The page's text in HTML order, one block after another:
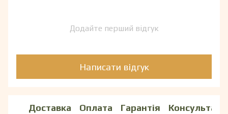
Додайте перший відгук
Написати відгук
Доставка Оплата Гарантія